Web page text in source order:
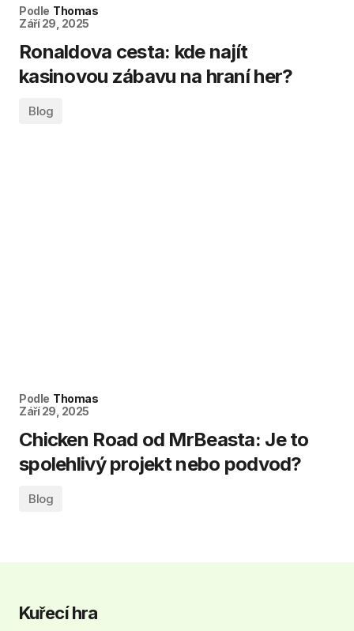
Podle Thomas
Září 29, 2025
Ronaldova cesta: kde najít
kasinovou zábavu na hraní her?
Blog
Podle Thomas
Září 29, 2025
Chicken Road od MrBeasta: Je to
spolehlivý projekt nebo podvod?
Blog
Kuřecí hra